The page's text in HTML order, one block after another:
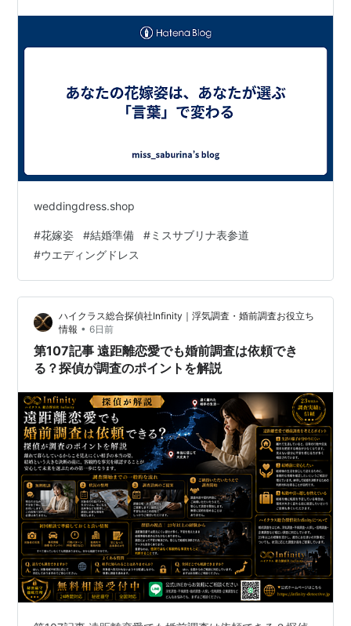
weddingdress.shop
#花嫁姿 #結婚準備 #ミスサブリナ表参道
#ウエディングドレス
ハイクラス総合探偵社Infinity｜浮気調査・婚前調査お役立ち
情報 • 6日前
第107記事 遠距離恋愛でも婚前調査は依頼でき
る？探偵が調査のポイントを解説